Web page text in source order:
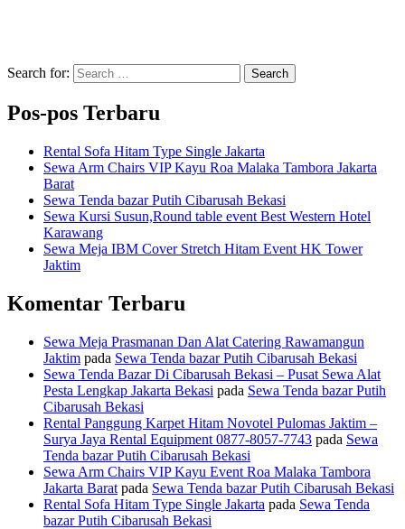
Search for: Search
Pos-pos Terbaru
Rental Sofa Hitam Type Single Jakarta
Sewa Arm Chairs VIP Kayu Roa Malaka Tambora Jakarta
Barat
Sewa Tenda bazar Putih Cibarusah Bekasi
Sewa Kursi Susun,Round table event Best Western Hotel
Karawang
Sewa Meja IBM Cover Stretch Hitam Event HK Tower
Jaktim
Komentar Terbaru
Sewa Meja Prasmanan Dan Alat Catering Rawamangun
Jaktim pada Sewa Tenda bazar Putih Cibarusah Bekasi
Sewa Tenda Bazar Di Cibarusah Bekasi – Pusat Sewa Alat
Pesta Lengkap Jakarta Bekasi pada Sewa Tenda bazar Putih
Cibarusah Bekasi
Rental Panggung Karpet Hitam Novotel Pulomas Jaktim –
Surya Jaya Rental Equipment 0877-8057-7743 pada Sewa
Tenda bazar Putih Cibarusah Bekasi
Sewa Arm Chairs VIP Kayu Event Roa Malaka Tambora
Jakarta Barat pada Sewa Tenda bazar Putih Cibarusah Bekasi
Rental Sofa Hitam Type Single Jakarta pada Sewa Tenda
bazar Putih Cibarusah Bekasi